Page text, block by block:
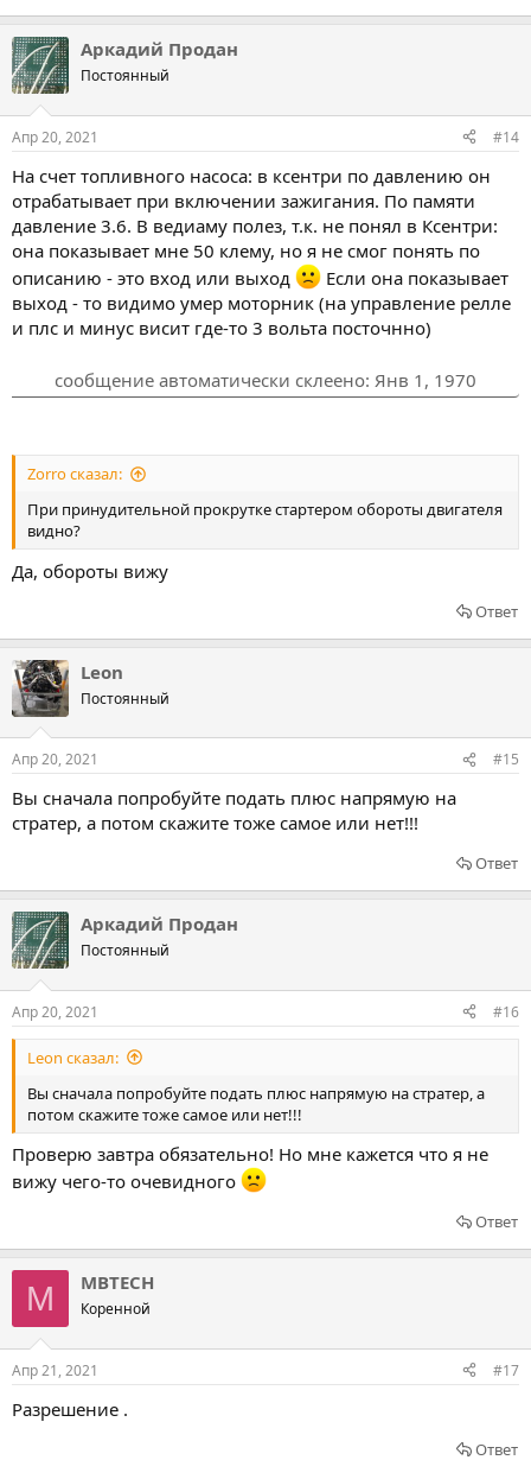
Аркадий Продан
Постоянный
Апр 20, 2021 #14
На счет топливного насоса: в ксентри по давлению он
отрабатывает при включении зажигания. По памяти
давление 3.6. В ведиаму полез, т.к. не понял в Ксентри:
она показывает мне 50 клему, но я не смог понять по
описанию - это вход или выход
Если она показывает
выход - то видимо умер моторник (на управление релле
и плс и минус висит где-то 3 вольта посточнно)
сообщение автоматически склеено: Янв 1, 1970
Zorro сказал:
При принудительной прокрутке стартером обороты двигателя
видно?
Да, обороты вижу
Ответ
Leon
Постоянный
Апр 20, 2021 #15
Вы сначала попробуйте подать плюс напрямую на
стратер, а потом скажите тоже самое или нет!!!
Ответ
Аркадий Продан
Постоянный
Апр 20, 2021 #16
Leon сказал:
Вы сначала попробуйте подать плюс напрямую на стратер, а
потом скажите тоже самое или нет!!!
Проверю завтра обязательно! Но мне кажется что я не
вижу чего-то очевидного
Ответ
M MBTECH
Коренной
Апр 21, 2021 #17
Разрешение .
Ответ